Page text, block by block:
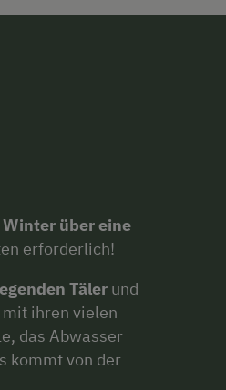
über eine
erforderlich!
Täler und
ihren vielen
das Abwasser
kommt von der